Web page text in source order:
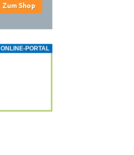
Zum Shop
ONLINE-PORTAL